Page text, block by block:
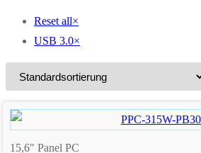
Reset all×
USB 3.0×
15,6" Panel PC